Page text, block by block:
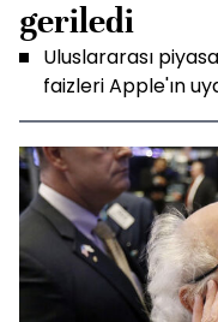
geriledi
Uluslararası
faizleri Apple'ın